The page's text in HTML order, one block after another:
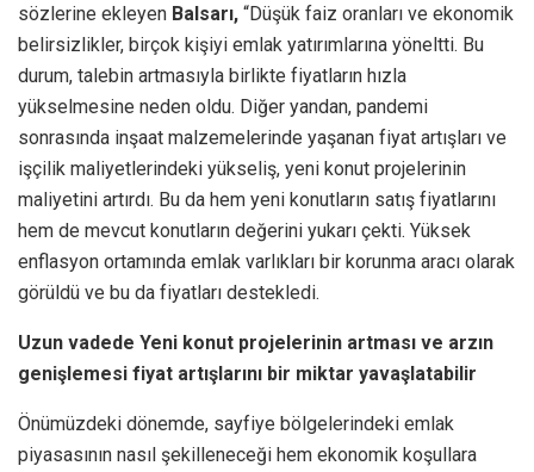
sözlerine ekleyen Balsarı, “Düşük faiz oranları ve ekonomik
belirsizlikler, birçok kişiyi emlak yatırımlarına yöneltti. Bu
durum, talebin artmasıyla birlikte fiyatların hızla
yükselmesine neden oldu. Diğer yandan, pandemi
sonrasında inşaat malzemelerinde yaşanan fiyat artışları ve
işçilik maliyetlerindeki yükseliş, yeni konut projelerinin
maliyetini artırdı. Bu da hem yeni konutların satış fiyatlarını
hem de mevcut konutların değerini yukarı çekti. Yüksek
enflasyon ortamında emlak varlıkları bir korunma aracı olarak
görüldü ve bu da fiyatları destekledi.
Uzun vadede Yeni konut projelerinin artması ve arzın
genişlemesi fiyat artışlarını bir miktar yavaşlatabilir
Önümüzdeki dönemde, sayfiye bölgelerindeki emlak
piyasasının nasıl şekilleneceği hem ekonomik koşullara